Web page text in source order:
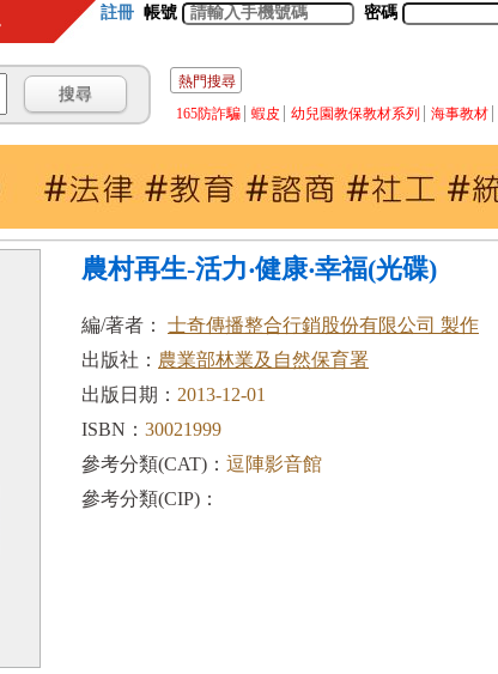
註冊 帳號 密碼
熱門搜尋
165防詐騙
蝦皮 幼兒園教保教材系列 海事教材
農村再生-活力‧健康‧幸福(光碟)
編/著者： 士奇傳播整合行銷股份有限公司 製作
出版社： 農業部林業及自然保育署
出版日期： 2013-12-01
ISBN： 30021999
參考分類(CAT)： 逗陣影音館
參考分類(CIP)：